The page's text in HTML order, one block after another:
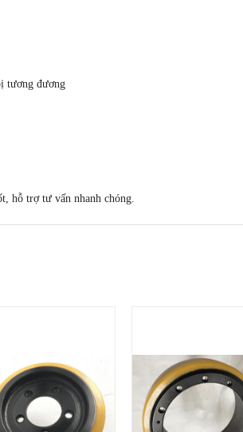
tương đương
hỗ trợ tư vấn nhanh chóng.